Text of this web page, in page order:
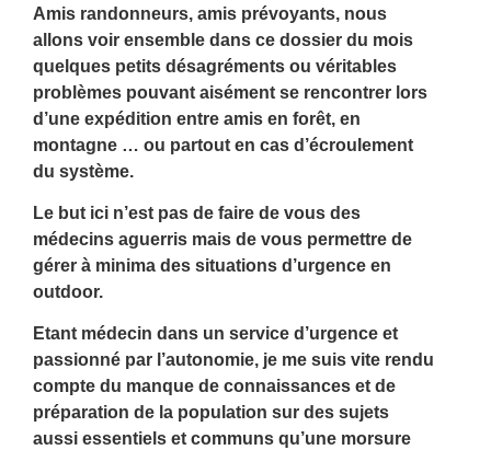
Amis randonneurs, amis prévoyants, nous
allons voir ensemble dans ce dossier du mois
quelques petits désagréments ou véritables
problèmes pouvant aisément se rencontrer lors
d’une expédition entre amis en forêt, en
montagne … ou partout en cas d’écroulement
du système.
Le but ici n’est pas de faire de vous des
médecins aguerris mais de vous permettre de
gérer à minima des situations d’urgence en
outdoor.
Etant médecin dans un service d’urgence et
passionné par l’autonomie, je me suis vite rendu
compte du manque de connaissances et de
préparation de la population sur des sujets
aussi essentiels et communs qu’une morsure